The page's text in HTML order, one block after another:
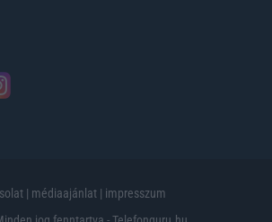
| médiaajánlat | impresszum